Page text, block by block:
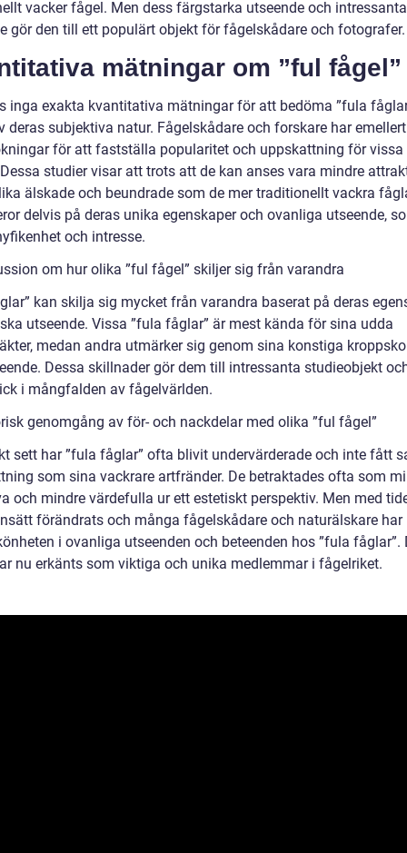
vacker fågel. Men dess färgstarka utseende och intressanta
gör den till ett populärt objekt för fågelskådare och fotografer.
mätningar om ”ful fågel”
inga exakta kvantitativa mätningar för att bedöma ”fula
deras subjektiva natur. Fågelskådare och forskare har
för att fastställa popularitet och uppskattning för vissa
studier visar att trots att de kan anses vara mindre
älskade och beundrade som de mer traditionellt vackra
delvis på deras unika egenskaper och ovanliga utseende,
och intresse.
om hur olika ”ful fågel” skiljer sig från varandra
kan skilja sig mycket från varandra baserat på deras
utseende. Vissa ”fula fåglar” är mest kända för sina udda
medan andra utmärker sig genom sina konstiga
Dessa skillnader gör dem till intressanta studieobjekt
i mångfalden av fågelvärlden.
genomgång av för- och nackdelar med olika ”ful fågel”
sett har ”fula fåglar” ofta blivit undervärderade och inte fått
som sina vackrare artfränder. De betraktades ofta som
och mindre värdefulla ur ett estetiskt perspektiv. Men med
förändrats och många fågelskådare och naturälskare
i ovanliga utseenden och beteenden hos ”fula fåglar”.
nu erkänts som viktiga och unika medlemmar i fågelriket.